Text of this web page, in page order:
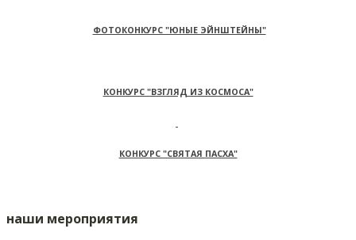
ФОТОКОНКУРС "ЮНЫЕ ЭЙНШТЕЙНЫ"
КОНКУРС "ВЗГЛЯД ИЗ КОСМОСА"
КОНКУРС "СВЯТАЯ ПАСХА"
наши мероприятия